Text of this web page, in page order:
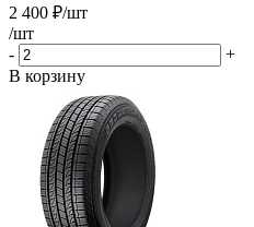
2 400 ₽/шт
/шт
-
+
В корзину